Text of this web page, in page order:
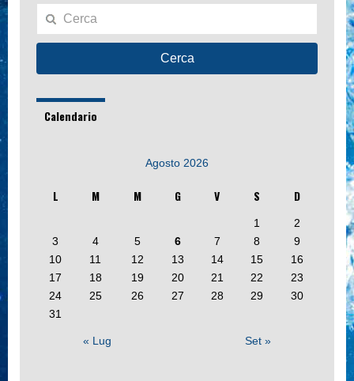
Cerca
Calendario
Agosto 2026
L M M G V S D
1
2
3
4 5 6 7 8
9
10
11 12 13 14 15
16
17
18 19 20 21 22
23
24
25 26 27 28 29
30
31
« Lug Set »